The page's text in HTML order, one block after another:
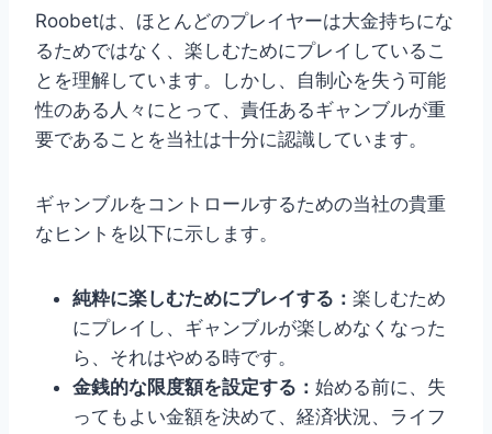
Roobetは、ほとんどのプレイヤーは大金持ちにな
るためではなく、楽しむためにプレイしているこ
とを理解しています。しかし、自制心を失う可能
性のある人々にとって、責任あるギャンブルが重
要であることを当社は十分に認識しています。
ギャンブルをコントロールするための当社の貴重
なヒントを以下に示します。
純粋に楽しむためにプレイする： 楽しむため
にプレイし、ギャンブルが楽しめなくなった
ら、それはやめる時です。
金銭的な限度額を設定する： 始める前に、失
ってもよい金額を決めて、経済状況、ライフ